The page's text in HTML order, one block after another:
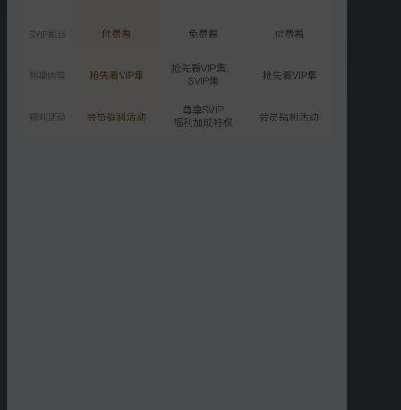
《刺》
空降